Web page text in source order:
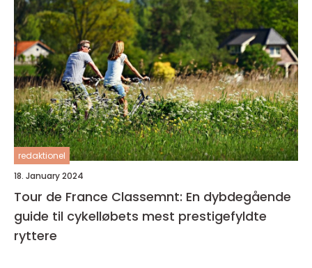
redaktionel
18. January 2024
Tour de France Classemnt: En dybdegående
guide til cykelløbets mest prestigefyldte
ryttere